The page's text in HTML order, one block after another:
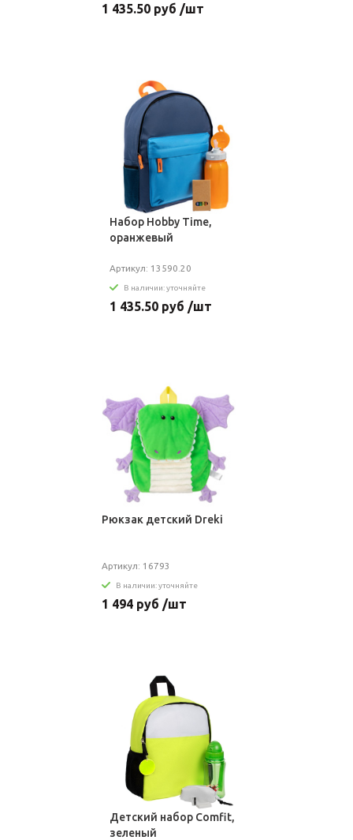
1 435.50 руб /шт
Набор Hobby Time,
оранжевый
Артикул: 13590.20
В наличии: уточняйте
1 435.50 руб /шт
Рюкзак детский Dreki
Артикул: 16793
В наличии: уточняйте
1 494 руб /шт
Детский набор Comfit,
зеленый